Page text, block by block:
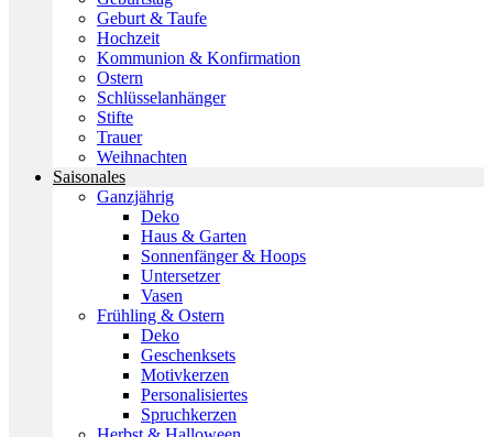
Geburt & Taufe
Hochzeit
Kommunion & Konfirmation
Ostern
Schlüsselanhänger
Stifte
Trauer
Weihnachten
Saisonales
Ganzjährig
Deko
Haus & Garten
Sonnenfänger & Hoops
Untersetzer
Vasen
Frühling & Ostern
Deko
Geschenksets
Motivkerzen
Personalisiertes
Spruchkerzen